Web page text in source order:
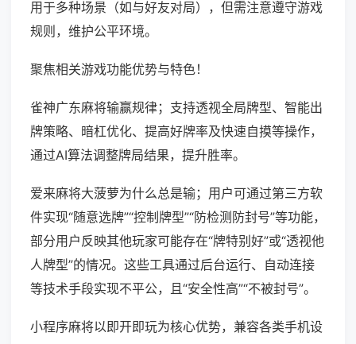
用于多种场景（如与好友对局），但需注意遵守游戏
规则，维护公平环境。
聚焦相关游戏功能优势与特色！
雀神广东麻将输赢规律；支持透视全局牌型、智能出
牌策略、暗杠优化、提高好牌率及快速自摸等操作，
通过AI算法调整牌局结果，提升胜率。
爱来麻将大菠萝为什么总是输；用户可通过第三方软
件实现“随意选牌”“控制牌型”“防检测防封号”等功能，
部分用户反映其他玩家可能存在“牌特别好”或“透视他
人牌型”的情况。这些工具通过后台运行、自动连接
等技术手段实现不平公，且“安全性高”“不被封号”。
小程序麻将以即开即玩为核心优势，兼容各类手机设